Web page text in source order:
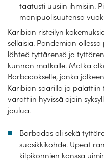
taatusti uusiin ihmisiin.
monipuolisuutensa
Karibian risteilyn
sellaisia. Pandemian
lähteä tyttärensä ja
kunnon matkalle. Matka
Barbadokselle, jonka
Karibian saarilla ja palattiin
varattiin hyvissä ajoin
joulua.
Barbados oli sekä
suosikkikohde. Upeat
kilpikonnien kanssa